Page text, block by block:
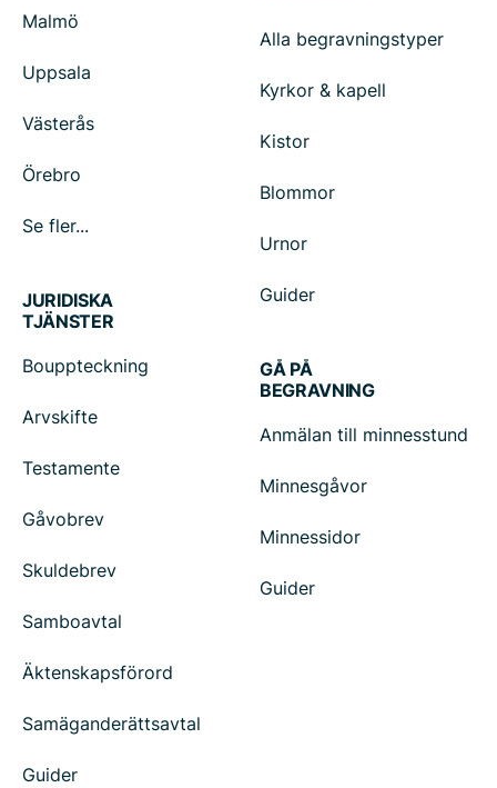
Malmö
Uppsala
Västerås
Örebro
Se fler...
Alla begravningstyper
Kyrkor & kapell
Kistor
Blommor
Urnor
Guider
JURIDISKA
TJÄNSTER
Bouppteckning
Arvskifte
Testamente
Gåvobrev
Skuldebrev
Samboavtal
Äktenskapsförord
Samäganderättsavtal
Guider
GÅ PÅ
BEGRAVNING
Anmälan till minnesstund
Minnesgåvor
Minnessidor
Guider